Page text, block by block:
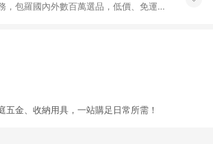
，包羅國內外數百萬選品，低價、免運，
免運，火箭速配、火箭跨境優質選品不限金
五金、收納用具，一站購足日常所需！